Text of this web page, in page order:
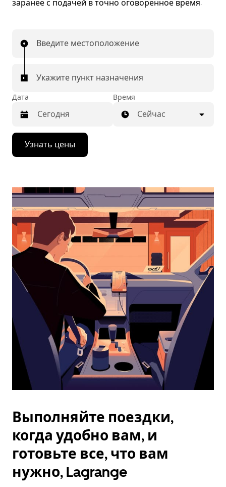
заранее с подачей в точно оговоренное время.
Введите местоположение
Укажите пункт назначения
Дата
Нажмите
стрелку
вниз,
календарю
выбрать
дату.
Чтобы
закрыть
календарь,
нажмите
Esc.
Время
Сейчас
Узнать цены
Выполняйте поездки,
когда удобно вам, и
готовьте все, что вам
нужно, Lagrange